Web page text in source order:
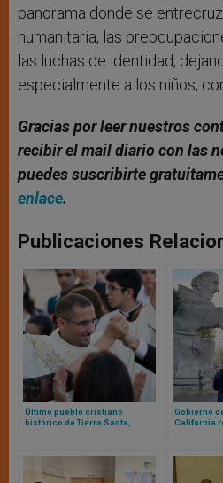
panorama donde se
humanitaria, las
las luchas de identidad,
especialmente a los niños,
Gracias por leer nuestros
recibir el mail diario con las
puedes suscribirte
enlace.
Publicaciones
Último pueblo cristiano
histórico de Tierra Santa,
Gobierno
California
arzobispo